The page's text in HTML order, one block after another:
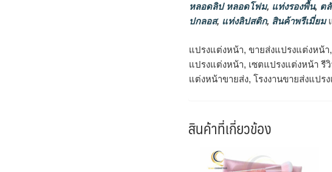
หลอดลิป หลอดโฟม, แท่งรองพื้น, ต
ปกลอส, แท่งลิปสติก, สินค้าพรีเมี่ยม
แปรงแต่งหน้า, ขายส่งแปรงแต่งหน้
แปรงแต่งหน้า, เซตแปรงแต่งหน้า รี
แต่งหน้าขายส่ง, โรงงานขายส่งแปร
สินค้าที่เกี่ยวข้อง